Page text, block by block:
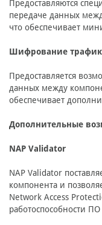
Предоставляются
передаче данных
что обеспечивает
Шифрование
Предоставляется
данных между
обеспечивает
Дополнительные
NAP Validator
NAP Validator
компонента и
Network Access
работоспособности